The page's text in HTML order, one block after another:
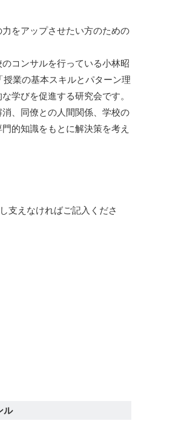
をアップさせたい方のための
コンサルを行っている小林昭
業の基本スキルとパターン理
学びを促進する研究会です。
、同僚との人間関係、学校の
的知識をもとに解決策を考え
支えなければご記入くださ
ル